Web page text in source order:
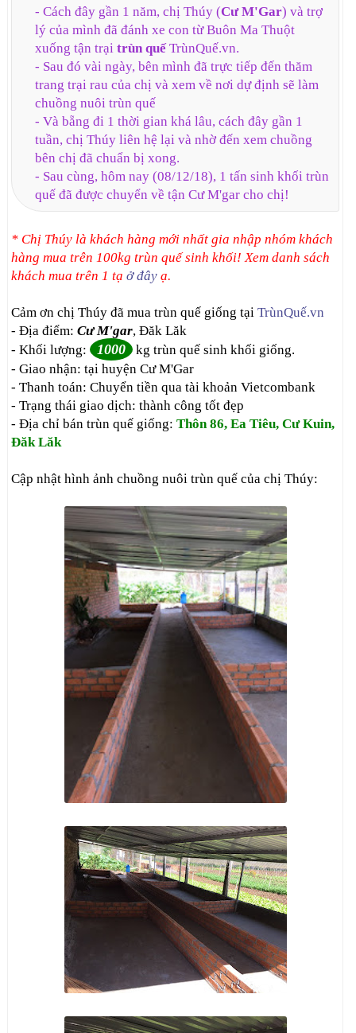
- Cách đây gần 1 năm, chị Thúy (Cư M'Gar) và trợ
lý của mình đã đánh xe con từ Buôn Ma Thuột
xuống tận trạitrùn quếTrùnQuế.vn.
- Sau đó vài ngày, bên mình đã trực tiếp đến thăm
trang trại rau của chị và xem về nơi dự định sẽ làm
chuồng nuôi trùn quế
- Và bẵng đi 1 thời gian khá lâu, cách đây gần 1
tuần, chị Thúy liên hệ lại và nhờ đến xem chuồng
bên chị đã chuẩn bị xong.
- Sau cùng, hôm nay (08/12/18), 1 tấn sinh khối trùn
quế đã được chuyển về tận Cư M'gar cho chị!
* Chị Thúy là khách hàng mới nhất gia nhập nhóm khách
hàng mua trên 100kg trùn quế sinh khối! Xem danh sách
khách mua trên 1 tạở đây ạ.
Cảm ơn chị Thúy đã mua trùn quế giống tạiTrùnQuế.vn
- Địa điểm:Cư M'gar, Đăk Lăk
- Khối lượng: 1000
kg trùn quế sinh khối giống.
- Giao nhận: tại huyện Cư M'Gar
- Thanh toán: Chuyển tiền qua tài khoản Vietcombank
- Trạng thái giao dịch: thành công tốt đẹp
- Địa chỉ bán trùn quế giống:Thôn 86, Ea Tiêu, Cư Kuin,
Đăk Lăk
Cập nhật hình ảnh chuồng nuôi trùn quế của chị Thúy: